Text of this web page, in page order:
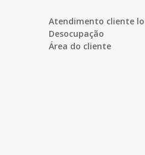
Atendimento cliente
Desocupação
Área do cliente